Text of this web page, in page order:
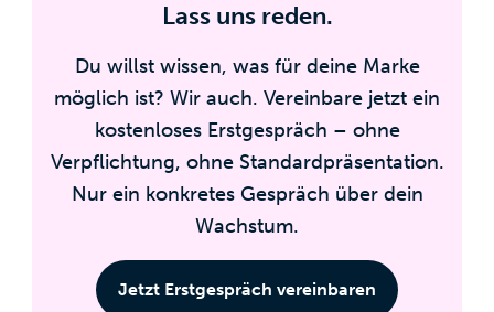
Lass uns reden.
Du willst wissen, was für deine Marke
möglich ist? Wir auch. Vereinbare jetzt ein
kostenloses Erstgespräch – ohne
Verpflichtung, ohne Standardpräsentation.
Nur ein konkretes Gespräch über dein
Wachstum.
Jetzt Erstgespräch vereinbaren